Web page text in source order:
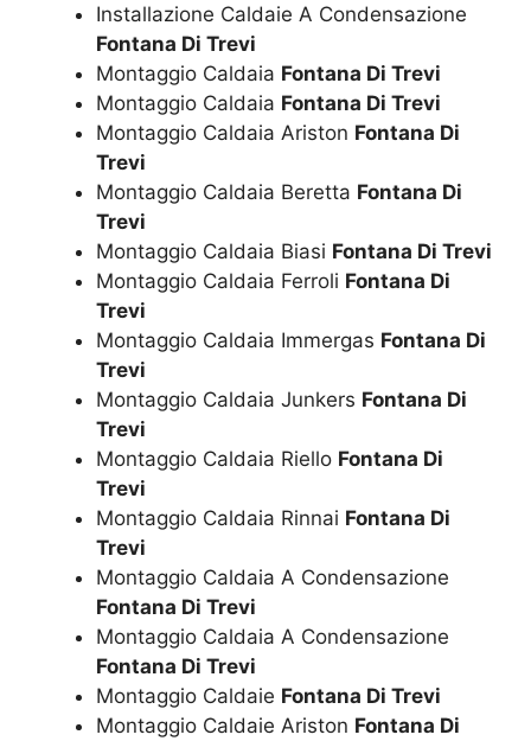
Installazione Caldaie A Condensazione
Fontana Di Trevi
Montaggio Caldaia Fontana Di Trevi
Montaggio Caldaia Fontana Di Trevi
Montaggio Caldaia Ariston Fontana Di
Trevi
Montaggio Caldaia Beretta Fontana Di
Trevi
Montaggio Caldaia Biasi Fontana Di Trevi
Montaggio Caldaia Ferroli Fontana Di
Trevi
Montaggio Caldaia Immergas Fontana Di
Trevi
Montaggio Caldaia Junkers Fontana Di
Trevi
Montaggio Caldaia Riello Fontana Di
Trevi
Montaggio Caldaia Rinnai Fontana Di
Trevi
Montaggio Caldaia A Condensazione
Fontana Di Trevi
Montaggio Caldaia A Condensazione
Fontana Di Trevi
Montaggio Caldaie Fontana Di Trevi
Montaggio Caldaie Ariston Fontana Di